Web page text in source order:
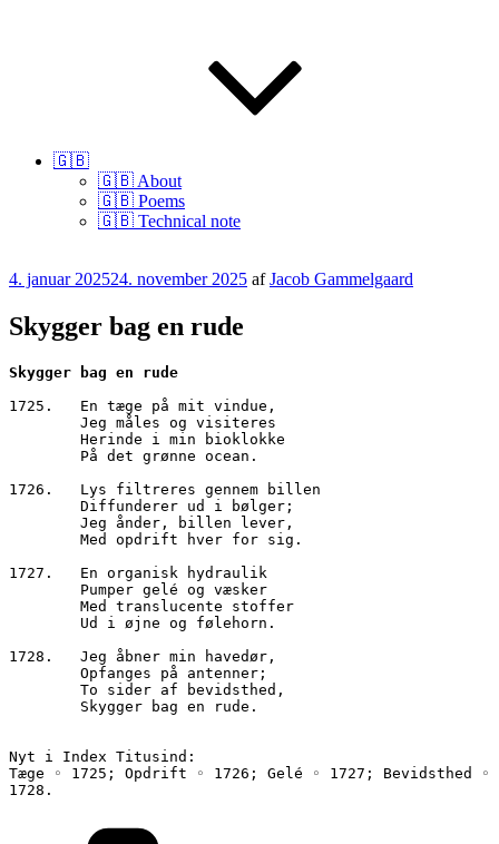
🇬🇧
🇬🇧 About
🇬🇧 Poems
🇬🇧 Technical note
Udgivet
4. januar 202524. november 2025 afJacob Gammelgaard
Skygger bag en rude
Skygger bag en rude
1725.	En tæge på mit vindue,
        Jeg måles og visiteres
        Herinde i min bioklokke
        På det grønne ocean.
1726.	Lys filtreres gennem billen
        Diffunderer ud i bølger;
        Jeg ånder, billen lever,
        Med opdrift hver for sig.
1727.	En organisk hydraulik
        Pumper gelé og væsker
        Med translucente stoffer
        Ud i øjne og følehorn.
1728.	Jeg åbner min havedør,
        Opfanges på antenner;
        To sider af bevidsthed,
        Skygger bag en rude.
Nyt i Index Titusind:
Tæge ◦ 1725; Opdrift ◦ 1726; Gelé ◦ 1727; Bevidsthed ◦
1728.